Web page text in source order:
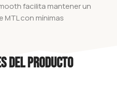
facilita mantener un
con mínimas
del producto